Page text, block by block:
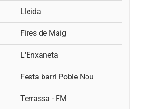
Lleida
Fires de Maig
L'Enxaneta
Festa barri Poble Nou
Terrassa - FM